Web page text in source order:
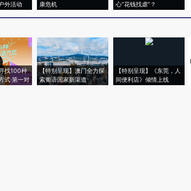
外活动
康危机
心“花钱找虐”？
找100种
式·第一对
【特别呈现】澳门全力探
索葡语国家新渠道
【特别呈现】《东莞，人
间便利店》倾情上线